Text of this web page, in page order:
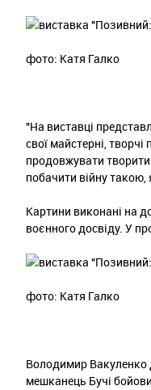
фото: Катя Галко
"На виставці
свої майстерні,
продовжувати
побачити війну такою,
Картини виконані на
воєнного досвіду. У
фото: Катя Галко
Володимир Вакуленко
мешканець Бучі